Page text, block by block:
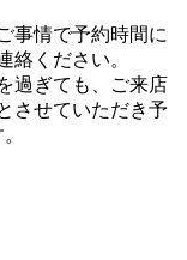
事情で予約時間に
絡ください。
過ぎても、ご来店
させていただき予